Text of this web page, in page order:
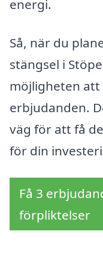
energi.
Så, när du
stängsel i
möjligheten
erbjudanden.
väg för att få
för din
Få 3
förpliktelser